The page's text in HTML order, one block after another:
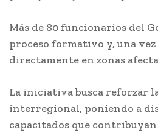
Más de 80 funcionarios del
proceso formativo y, una
directamente en zonas
La iniciativa busca reforzar
interregional, poniendo a
capacitados que